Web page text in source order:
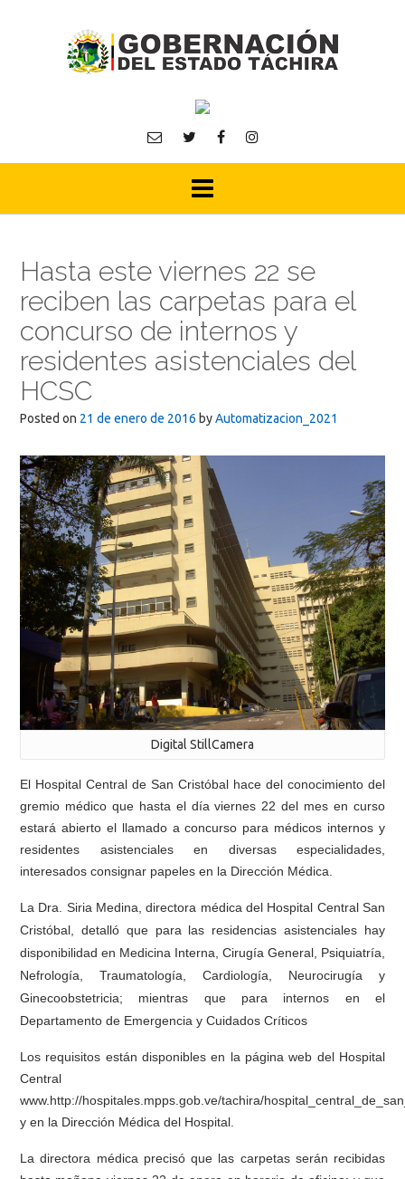
Hasta este viernes 22 se
reciben las carpetas para el
concurso de internos y
residentes asistenciales del
HCSC
Posted on 21 de enero de 2016 byAutomatizacion_2021
Digital StillCamera
El Hospital Central de San Cristóbal hace del conocimiento del
gremio médico que hasta el día viernes 22 del mes en curso
estará abierto el llamado a concurso para médicos internos y
residentes asistenciales en diversas especialidades,
interesados consignar papeles en la Dirección Médica.
La Dra. Siria Medina, directora médica del Hospital Central San
Cristóbal, detalló que para las residencias asistenciales hay
disponibilidad en Medicina Interna, Cirugía General, Psiquiatría,
Nefrología, Traumatología, Cardiología, Neurocirugía y
Ginecoobstetricia; mientras que para internos en el
Departamento de Emergencia y Cuidados Críticos
Los requisitos están disponibles en la página web del Hospital
Central
www.http://hospitales.mpps.gob.ve/tachira/
y en la Dirección Médica del Hospital.
La directora médica precisó que las carpetas serán recibidas